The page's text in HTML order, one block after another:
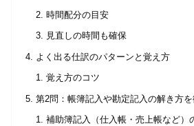
時間配分の目安
見直しの時間も確保
よく出る仕訳のパターンと覚え方
覚え方のコツ
第2問：帳簿記入や勘定記入の解き方を
補助簿記入（仕入帳・売上帳など）